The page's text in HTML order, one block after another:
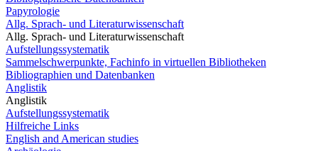
Papyrologie
Allg. Sprach- und Literaturwissenschaft
Allg. Sprach- und Literaturwissenschaft
Aufstellungssystematik
Sammelschwerpunkte, Fachinfo in virtuellen Bibliotheken
Bibliographien und Datenbanken
Anglistik
Anglistik
Aufstellungssystematik
Hilfreiche Links
English and American studies